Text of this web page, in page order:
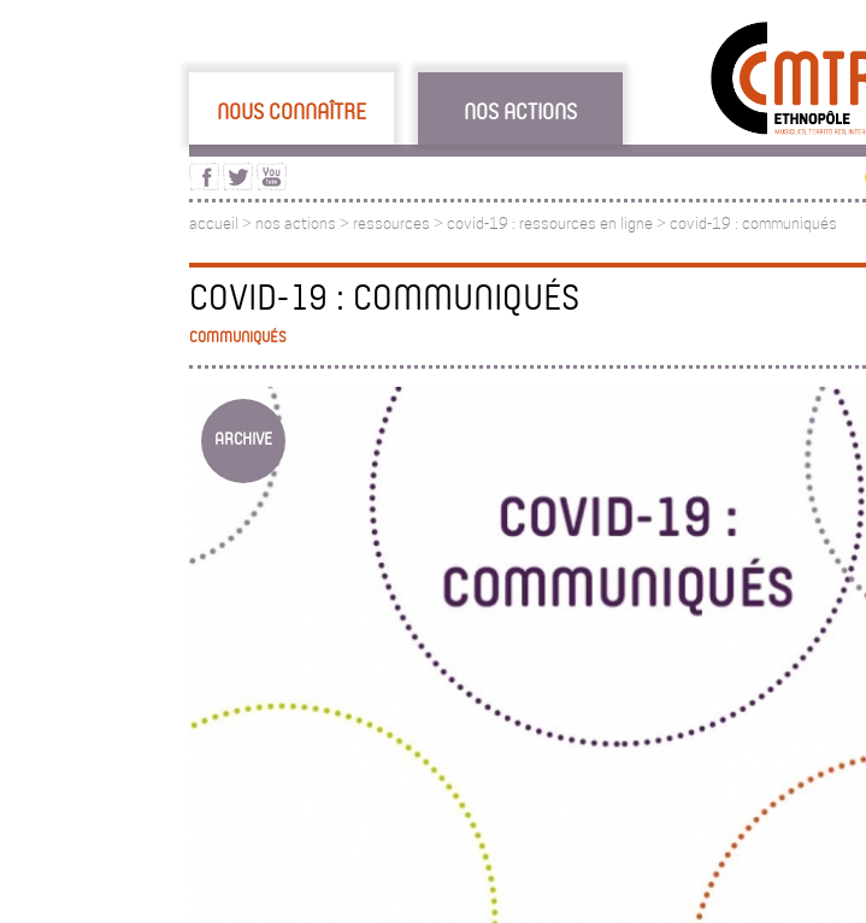
NOUS CONNAÎTRE NOS ACTIONS
accueil > nos actions > ressources > covid-19 : ressources en ligne > covid-19 : communiqués
COVID-19 : COMMUNIQUÉS
COMMUNIQUÉS
ARCHIVE